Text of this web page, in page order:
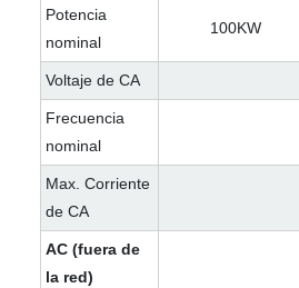
Potencia
nominal
100KW
Voltaje de CA
Frecuencia
nominal
Max. Corriente
de CA
AC (fuera de
la red)